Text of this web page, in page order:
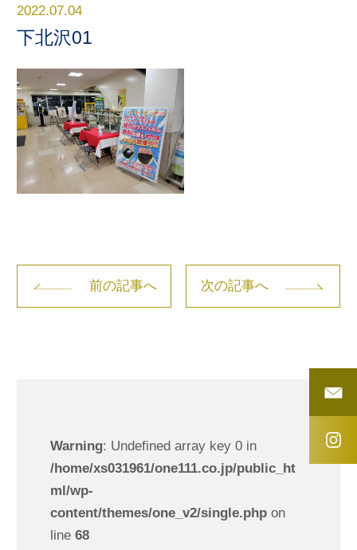
2022.07.04
下北沢01
前の記事へ 次の記事へ
Warning: Undefined array key 0 in
/home/xs031961/one111.co.jp/public_ht
ml/wp-
content/themes/one_v2/single.phpon
line 68